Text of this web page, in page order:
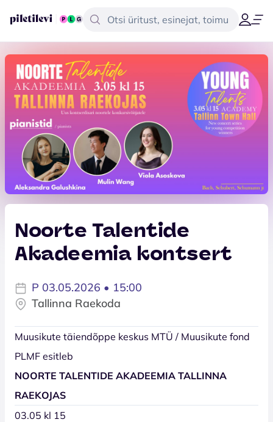
Noorte Talentide
Akadeemia kontsert
P 03.05.2026 • 15:00
Tallinna Raekoda
Muusikute täiendõppe keskus MTÜ / Muusikute fond
PLMF esitleb
NOORTE TALENTIDE AKADEEMIA TALLINNA
RAEKOJAS
03.05 kl 15